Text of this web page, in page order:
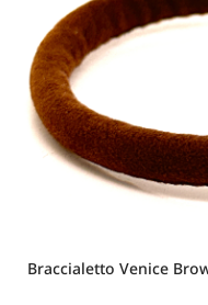
Braccialetto Venice